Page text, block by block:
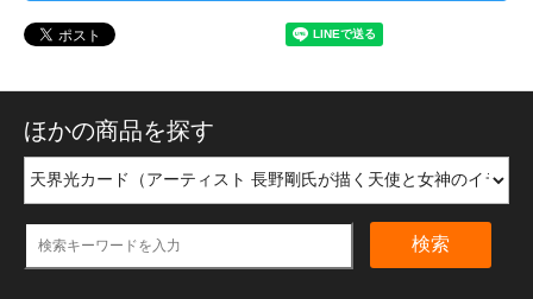
ほかの商品を探す
検索